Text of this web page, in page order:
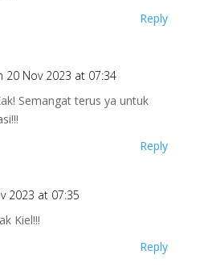
Reply
20 Nov 2023 at 07:34
Semangat terus ya untuk
Reply
2023 at 07:35
Kiel!!!
Reply